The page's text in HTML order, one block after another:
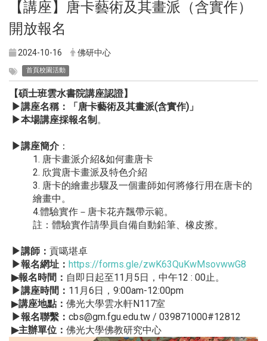
【講座】唐卡藝術及其畫派（含實作）
開放報名
2024-10-16 佛研中心
首頁校園活動
【碩士班雲水書院講座認證】
▶講座名稱：「唐卡藝術及其畫派(含實作)」
▶本場講座採報名制 。
▶講座簡介 ：
1. 唐卡畫派介紹&如何畫唐卡
2. 欣賞唐卡畫派及特色介紹
3. 唐卡的繪畫步驟及一個畫師如何將修行用在唐卡的
繪畫中。
4.體驗實作－唐卡花卉飄帶示範。
註：體驗實作請學員自備自動鉛筆、橡皮擦。
▶講師： 貢噶堪卓
▶報名網址： https://forms.gle/zwK63QuKwMsovwwG8
▶報名時間： 自即日起至11月5日，中午12 : 00止。
▶講座時間： 11月6日，9:00am-12:00pm
▶講座地點： 佛光大學雲水軒N117室
▶報名聯繫： cbs@gm.fgu.edu.tw / 039871000#12812
▶主辦單位： 佛光大學佛教研究中心